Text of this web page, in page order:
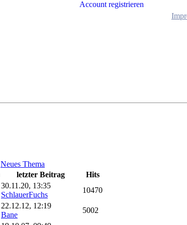
Account registrieren
Neues Thema
letzter Beitrag
Hits
30.11.20, 13:35
SchlauerFuchs
10470
22.12.12, 12:19
Bane
5002